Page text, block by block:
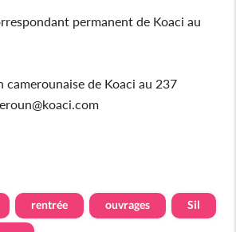
permanent de Koaci au
camerounaise de Koaci au 237
rentrée ouvrages Sil